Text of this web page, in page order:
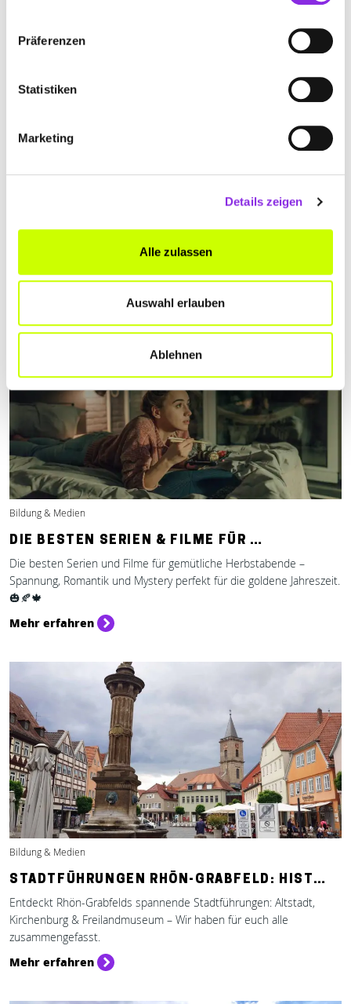
Präferenzen
Statistiken
Marketing
Details zeigen
Alle zulassen
Auswahl erlauben
Ablehnen
Halloween ist der perfekte Zeitpunkt für einen schaurig-
Mehr erfahren
Bildung & Medien
DIE BESTEN SERIEN & FILME FÜR …
Die besten Serien und Filme für gemütliche Herbstabende –
Spannung, Romantik und Mystery perfekt für die goldene Jahreszeit.
🎃🍂🍁
Mehr erfahren
Bildung & Medien
STADTFÜHRUNGEN RHÖN-GRABFELD: HIST…
Entdeckt Rhön-Grabfelds spannende Stadtführungen: Altstadt,
Kirchenburg & Freilandmuseum – Wir haben für euch alle
zusammengefasst.
Mehr erfahren